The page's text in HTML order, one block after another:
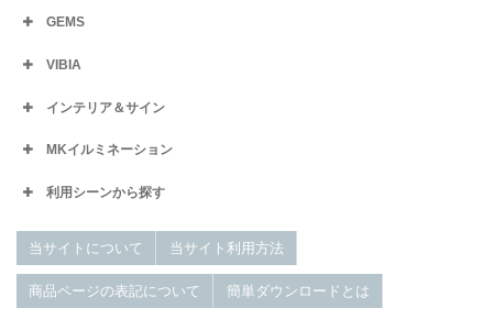
GEMS
VIBIA
インテリア＆サイン
MKイルミネーション
利用シーンから探す
当サイトについて 当サイト利用方法
商品ページの表記について 簡単ダウンロードとは